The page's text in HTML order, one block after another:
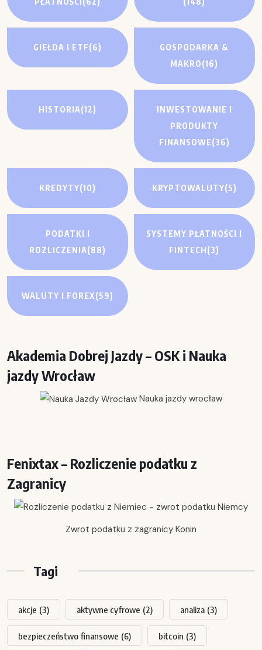
GIEŁDA I ETF(6)
GOSPODARKA &
MAKRO(16)
HISTORIA(12)
INWESTOWANIE I
PRODUKTY
FINANSOWE(36)
KREDYTY(10) KRYPTOWALUTY(5)
PODATKI I
ROZLICZENIA(88)
SYSTEMY PŁATNOŚCI I
FINTECH(3)
WALUTY I FOREX(59)
Akademia Dobrej Jazdy – OSK i Nauka
jazdy Wrocław
Nauka jazdy wrocław
Fenixtax – Rozliczenie podatku z
Zagranicy
Zwrot podatku z zagranicy Konin
Tagi
akcje (3) aktywne cyfrowe (2) analiza (3)
bezpieczeństwo finansowe (6) bitcoin (3)